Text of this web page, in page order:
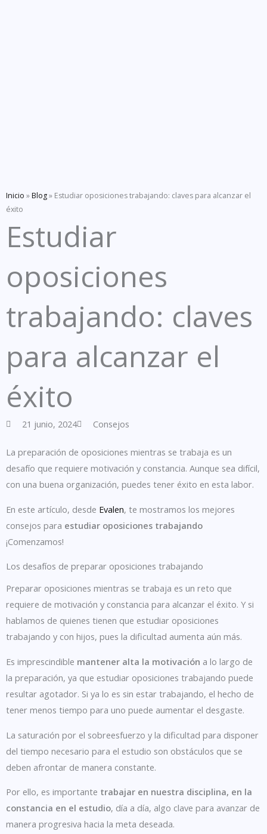
Inicio »Blog» Estudiar oposiciones trabajando: claves para alcanzar el
éxito
Estudiar
oposiciones
trabajando: claves
para alcanzar el
éxito
21 junio, 2024 Consejos
La preparación de oposiciones mientras se trabaja es un
desafío que requiere motivación y constancia. Aunque sea difícil,
con una buena organización, puedes tener éxito en esta labor.
En este artículo, desde Evalen, te mostramos los mejores
consejos para estudiar oposiciones trabajando
¡Comenzamos!
Los desafíos de preparar oposiciones trabajando
Preparar oposiciones mientras se trabaja es un reto que
requiere de motivación y constancia para alcanzar el éxito. Y si
hablamos de quienes tienen que estudiar oposiciones
trabajando y con hijos, pues la dificultad aumenta aún más.
Es imprescindible mantener alta la motivación a lo largo de
la preparación, ya que estudiar oposiciones trabajando puede
resultar agotador. Si ya lo es sin estar trabajando, el hecho de
tener menos tiempo para uno puede aumentar el desgaste.
La saturación por el sobreesfuerzo y la dificultad para disponer
del tiempo necesario para el estudio son obstáculos que se
deben afrontar de manera constante.
Por ello, es importante trabajar en nuestra disciplina, en la
constancia en el estudio, día a día, algo clave para avanzar de
manera progresiva hacia la meta deseada.